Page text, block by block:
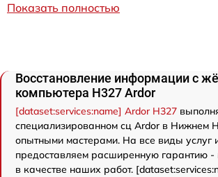
Показать полностью
Восстановление информации с
компьютера H327 Ardor
[dataset:services:name] Ardor H327
специализированном сц Ardor в Нижнем
опытными мастерами. На все виды услуг
предоставляем расширенную гарантию
в качестве наших работ.